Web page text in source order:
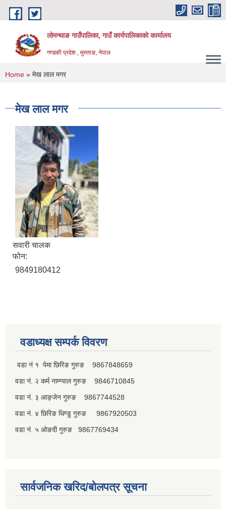
Skip to main content
लोमन्थाङ गाउँपालिका, गाउँ कार्यपालिकाको कार्यालय
गण्डकी प्रदेश , मुस्ताङ, नेपाल
पूर्व जनप्रतिनिधि
You are here
Home » मेख लाल मगर
मेख लाल मगर
सवारी चालक
फोन:
9849180412
वडाध्यक्ष सम्पर्क विवरण
वडा नं १ पेमा छिरिङ गुरुङ 9867848659
वडा नं. २ कर्म नाम्ग्याल गुरुङ 9846710845
वडा नं. ३ आङ्जेन गुरुङ 9867744528
वडा नं. ४ छिरिङ धिण्डु गुरुङ 9867920503
वडा नं. ५ ओङदी गुरुङ 9867769434
सार्वजनिक खरिद/बोलपत्र सूचना